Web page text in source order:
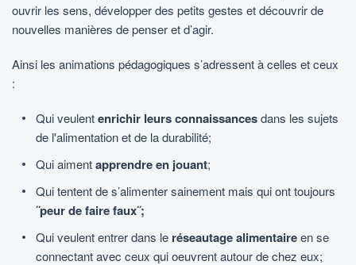
ouvrir les sens, développer des petits gestes et découvrir de
nouvelles manières de penser et d’agir.
Ainsi les animations pédagogiques s’adressent à celles et ceux
:
Qui veulentenrichir leurs connaissancesdans les sujets
de l'alimentation et de la durabilité;
Qui aimentapprendre en jouant;
Qui tentent de s’alimenter sainement mais qui ont toujours
˝peur de faire faux˝;
Qui veulent entrer dans le réseautagealimentaireen se
connectant avec ceux qui oeuvrent autour de chez eux;